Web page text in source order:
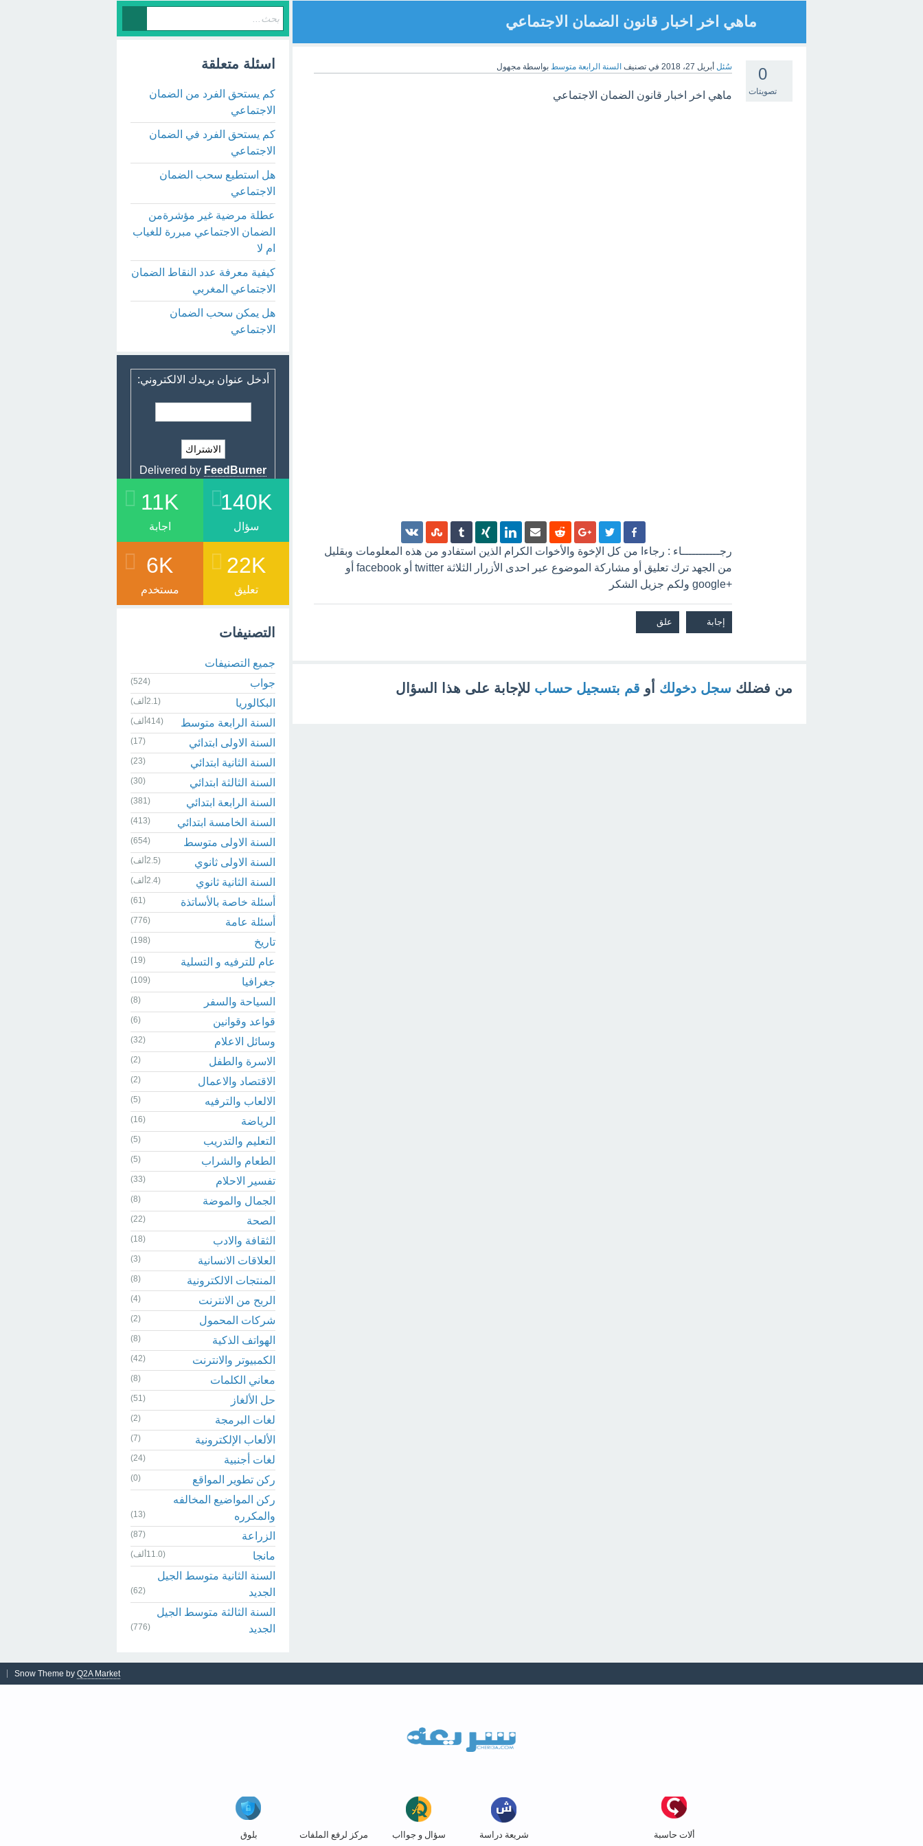
ماهي اخر اخبار قانون الضمان الاجتماعي
0
تصويتات
سُئل أبريل 27، 2018 في تصنيف السنة الرابعة متوسط بواسطة مجهول
ماهي اخر اخبار قانون الضمان الاجتماعي
رجـــــــــــاء : رجاءا من كل الإخوة والأخوات الكرام الذين استفادو من هذه المعلومات وبقليل
من الجهد ترك تعليق أو مشاركة الموضوع عبر احدى الأزرار الثلاثة twitter أو facebook أو
+google ولكم جزيل الشكر
من فضلك سجل دخولك أو قم بتسجيل حساب للإجابة على هذا السؤال
اسئلة متعلقة
كم يستحق الفرد من الضمان
الاجتماعي
كم يستحق الفرد في الضمان
الاجتماعي
هل استطيع سحب الضمان
الاجتماعي
عطلة مرضية غير مؤشرةمن
الضمان الاجتماعي مبررة للغياب
ام لا
كيفية معرفة عدد النقاط الضمان
الاجتماعي المغربي
هل يمكن سحب الضمان
الاجتماعي
أدخل عنوان بريدك الالكتروني:
Delivered by FeedBurner
140K
سؤال
11K
اجابة
22K
تعليق
6K
مستخدم
التصنيفات
جميع التصنيفات
جواب
(524)
البكالوريا (2.1ألف)
السنة الرابعة متوسط (414ألف)
السنة الاولى ابتدائي (17)
السنة الثانية ابتدائي (23)
السنة الثالثة ابتدائي (30)
السنة الرابعة ابتدائي (381)
السنة الخامسة ابتدائي (413)
السنة الاولى متوسط (654)
السنة الاولى ثانوي (2.5ألف)
السنة الثانية ثانوي (2.4ألف)
أسئلة خاصة بالأساتذة (61)
أسئلة عامة (776)
تاريخ (198)
عام للترفيه و التسلية (19)
جغرافيا (109)
السياحة والسفر (8)
قواعد وقوانين (6)
وسائل الاعلام (32)
الاسرة والطفل (2)
الاقتصاد والاعمال (2)
الالعاب والترفيه (5)
الرياضة (16)
التعليم والتدريب (5)
الطعام والشراب (5)
تفسير الاحلام (33)
الجمال والموضة (8)
الصحة (22)
الثقافة والادب (18)
العلاقات الانسانية (3)
المنتجات الالكترونية (8)
الربح من الانترنت (4)
شركات المحمول (2)
الهواتف الذكية (8)
الكمبيوتر والانترنت (42)
معاني الكلمات (8)
حل الألغاز (51)
لغات البرمجة (2)
الألعاب الإلكترونية (7)
لغات أجنبية (24)
ركن تطوير المواقع (0)
ركن المواضيع المخالفه
والمكرره
(13)
الزراعة (87)
مانجا (11.0ألف)
السنة الثانية متوسط الجيل
الجديد
(62)
السنة الثالثة متوسط الجيل
الجديد
(776)
Snow Theme by Q2A Market